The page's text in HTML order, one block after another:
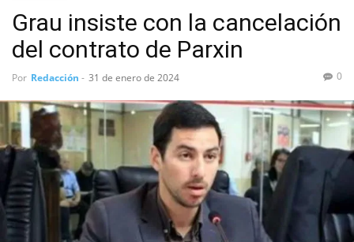
Grau insiste con la cancelación
del contrato de Parxin
Por Redacción - 31 de enero de 2024 0